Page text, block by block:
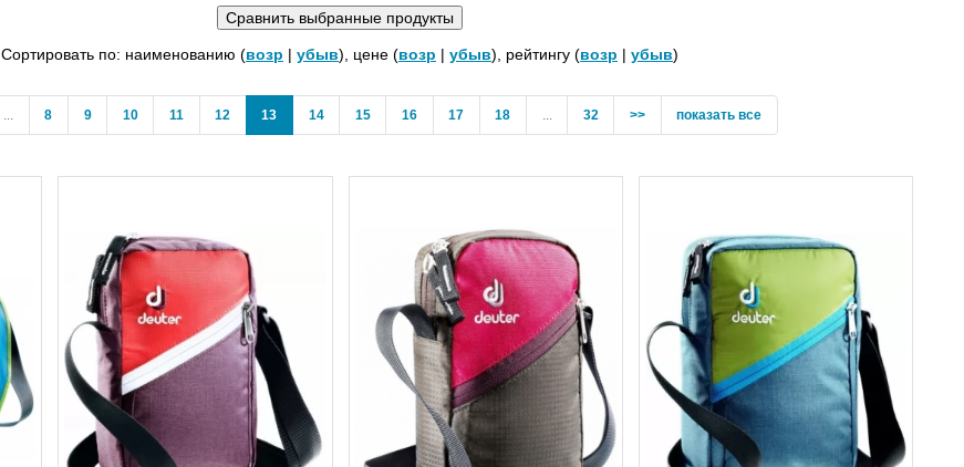
Сортировать по: наименованию (возр | убыв), цене (возр | убыв), рейтингу (возр | убыв)
8 9 10 11 12 13(current)
14 15 16 17 18 32 >> показать все